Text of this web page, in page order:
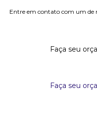
Entre em contato com um de
Faça seu
Faça seu